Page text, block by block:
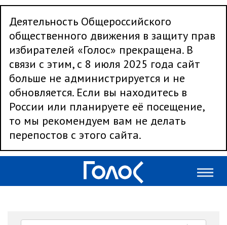
Деятельность Общероссийского
общественного движения в защиту прав
избирателей «Голос» прекращена. В
связи с этим, с 8 июля 2025 года сайт
больше не администрируется и не
обновляется. Если вы находитесь в
России или планируете её посещение,
то мы рекомендуем вам не делать
перепостов с этого сайта.